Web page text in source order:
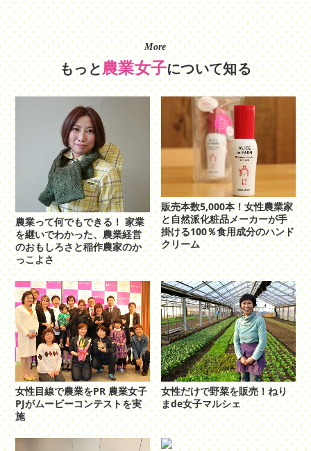
More
もっと農業女子について知る
農業って何でもできる！ 家業
を継いでわかった、農業経営
のおもしろさと稲作農家のか
っこよさ
販売本数5,000本！女性農業家
と自然派化粧品メーカーが手
掛ける100％食用成分のハンド
クリーム
女性目線で農業をPR 農業女子
PJがムービーコンテストを実
施
女性だけで野菜を販売！ねり
まde女子マルシェ